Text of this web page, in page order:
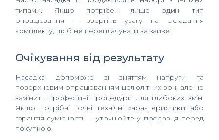
типами. Якщо потрібен лише один тип
опрацювання — зверніть увагу на складання
комплекту, щоб не переплачувати за зайве.
Очікування від результату
Насадка допоможе зі зняттям напруги та
поверхневим опрацюванням целюлітних зон, але не
замінить професійні процедури для глибоких змін.
Якщо потрібні точні технічні характеристики або
гарантія сумісності — уточнюйте у продавця перед
покупкою.